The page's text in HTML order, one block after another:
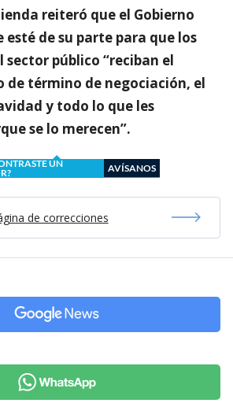
reiteró que el Gobierno
de su parte para que los
público “reciban el
de término de negociación, el
y todo lo que les
se lo merecen”.
UN
AVÍSANOS
de correcciones